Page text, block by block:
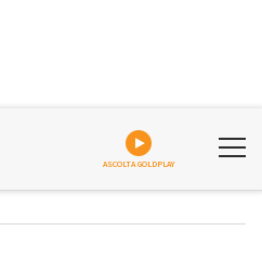
ASCOLTA GOLDPLAY